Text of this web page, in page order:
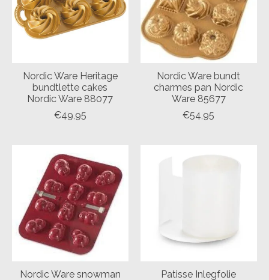
Nordic Ware Heritage
bundtlette cakes
Nordic Ware 88077
€49,95
Nordic Ware bundt
charmes pan Nordic
Ware 85677
€54,95
Nordic Ware snowman Patisse Inlegfolie